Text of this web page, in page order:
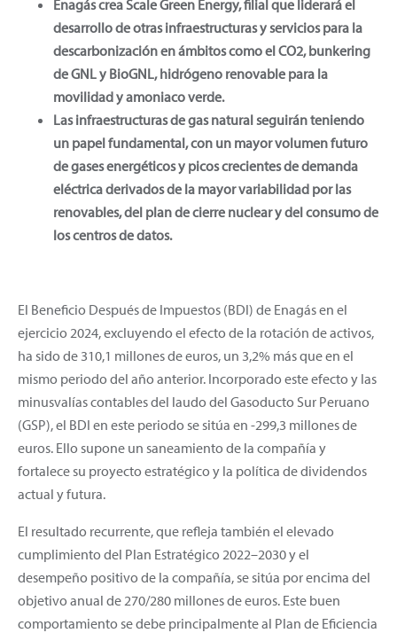
Enagás crea Scale Green Energy, filial que liderará el
desarrollo de otras infraestructuras y servicios para la
descarbonización en ámbitos como el CO2, bunkering
de GNL y BioGNL, hidrógeno renovable para la
movilidad y amoniaco verde.
Las infraestructuras de gas natural seguirán teniendo
un papel fundamental, con un mayor volumen futuro
de gases energéticos y picos crecientes de demanda
eléctrica derivados de la mayor variabilidad por las
renovables, del plan de cierre nuclear y del consumo de
los centros de datos.
El Beneficio Después de Impuestos (BDI) de Enagás en el
ejercicio 2024, excluyendo el efecto de la rotación de activos,
ha sido de 310,1 millones de euros, un 3,2% más que en el
mismo periodo del año anterior. Incorporado este efecto y las
minusvalías contables del laudo del Gasoducto Sur Peruano
(GSP), el BDI en este periodo se sitúa en -299,3 millones de
euros. Ello supone un saneamiento de la compañía y
fortalece su proyecto estratégico y la política de dividendos
actual y futura.
El resultado recurrente, que refleja también el elevado
cumplimiento del Plan Estratégico 2022–2030 y el
desempeño positivo de la compañía, se sitúa por encima del
objetivo anual de 270/280 millones de euros. Este buen
comportamiento se debe principalmente al Plan de Eficiencia